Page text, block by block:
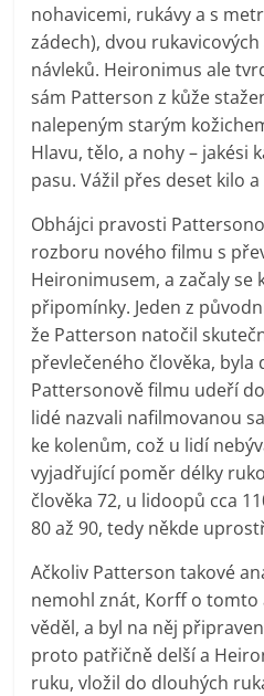
nohavicemi, rukávy a s
zádech), dvou
návleků. Heironimus ale
sám Patterson z kůže
nalepeným starým
Hlavu, tělo, a nohy – jakési
pasu. Vážil přes deset kilo
Obhájci pravosti
rozboru nového filmu s
Heironimusem, a začaly se
připomínky. Jeden z
že Patterson natočil
převlečeného člověka, byla
Pattersonově filmu udeří
lidé nazvali nafilmovanou
ke kolenům, což u lidí
vyjadřující poměr délky
člověka 72, u lidoopů cca
80 až 90, tedy někde
Ačkoliv Patterson takové
nemohl znát, Korff o
věděl, a byl na něj
proto patřičně delší a
ruku, vložil do dlouhých